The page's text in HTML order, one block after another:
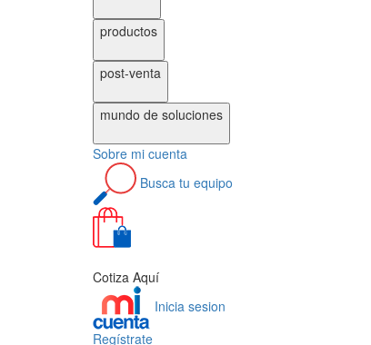
productos
post-venta
mundo de soluciones
Sobre mi cuenta
Busca tu equipo
Cotiza Aquí
Inicia sesion
Regístrate